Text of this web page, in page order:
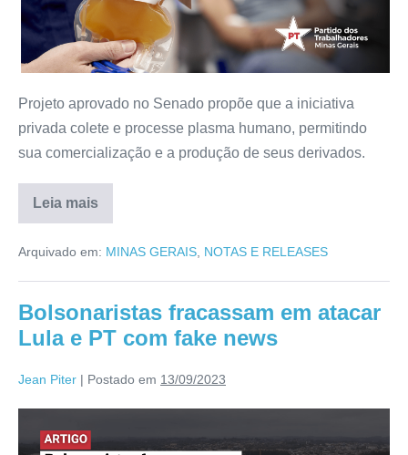
Projeto aprovado no Senado propõe que a iniciativa
privada colete e processe plasma humano, permitindo
sua comercialização e a produção de seus derivados.
Leia mais
Arquivado em: MINAS GERAIS, NOTAS E RELEASES
Bolsonaristas fracassam em atacar
Lula e PT com fake news
Jean Piter | Postado em 13/09/2023